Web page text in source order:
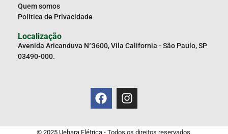
Quem somos
Política de Privacidade
Localização
Avenida Aricanduva N°3600, Vila California - São Paulo, SP
03490-000.
© 2025 Uehara Elétrica - Todos os direitos reservados.